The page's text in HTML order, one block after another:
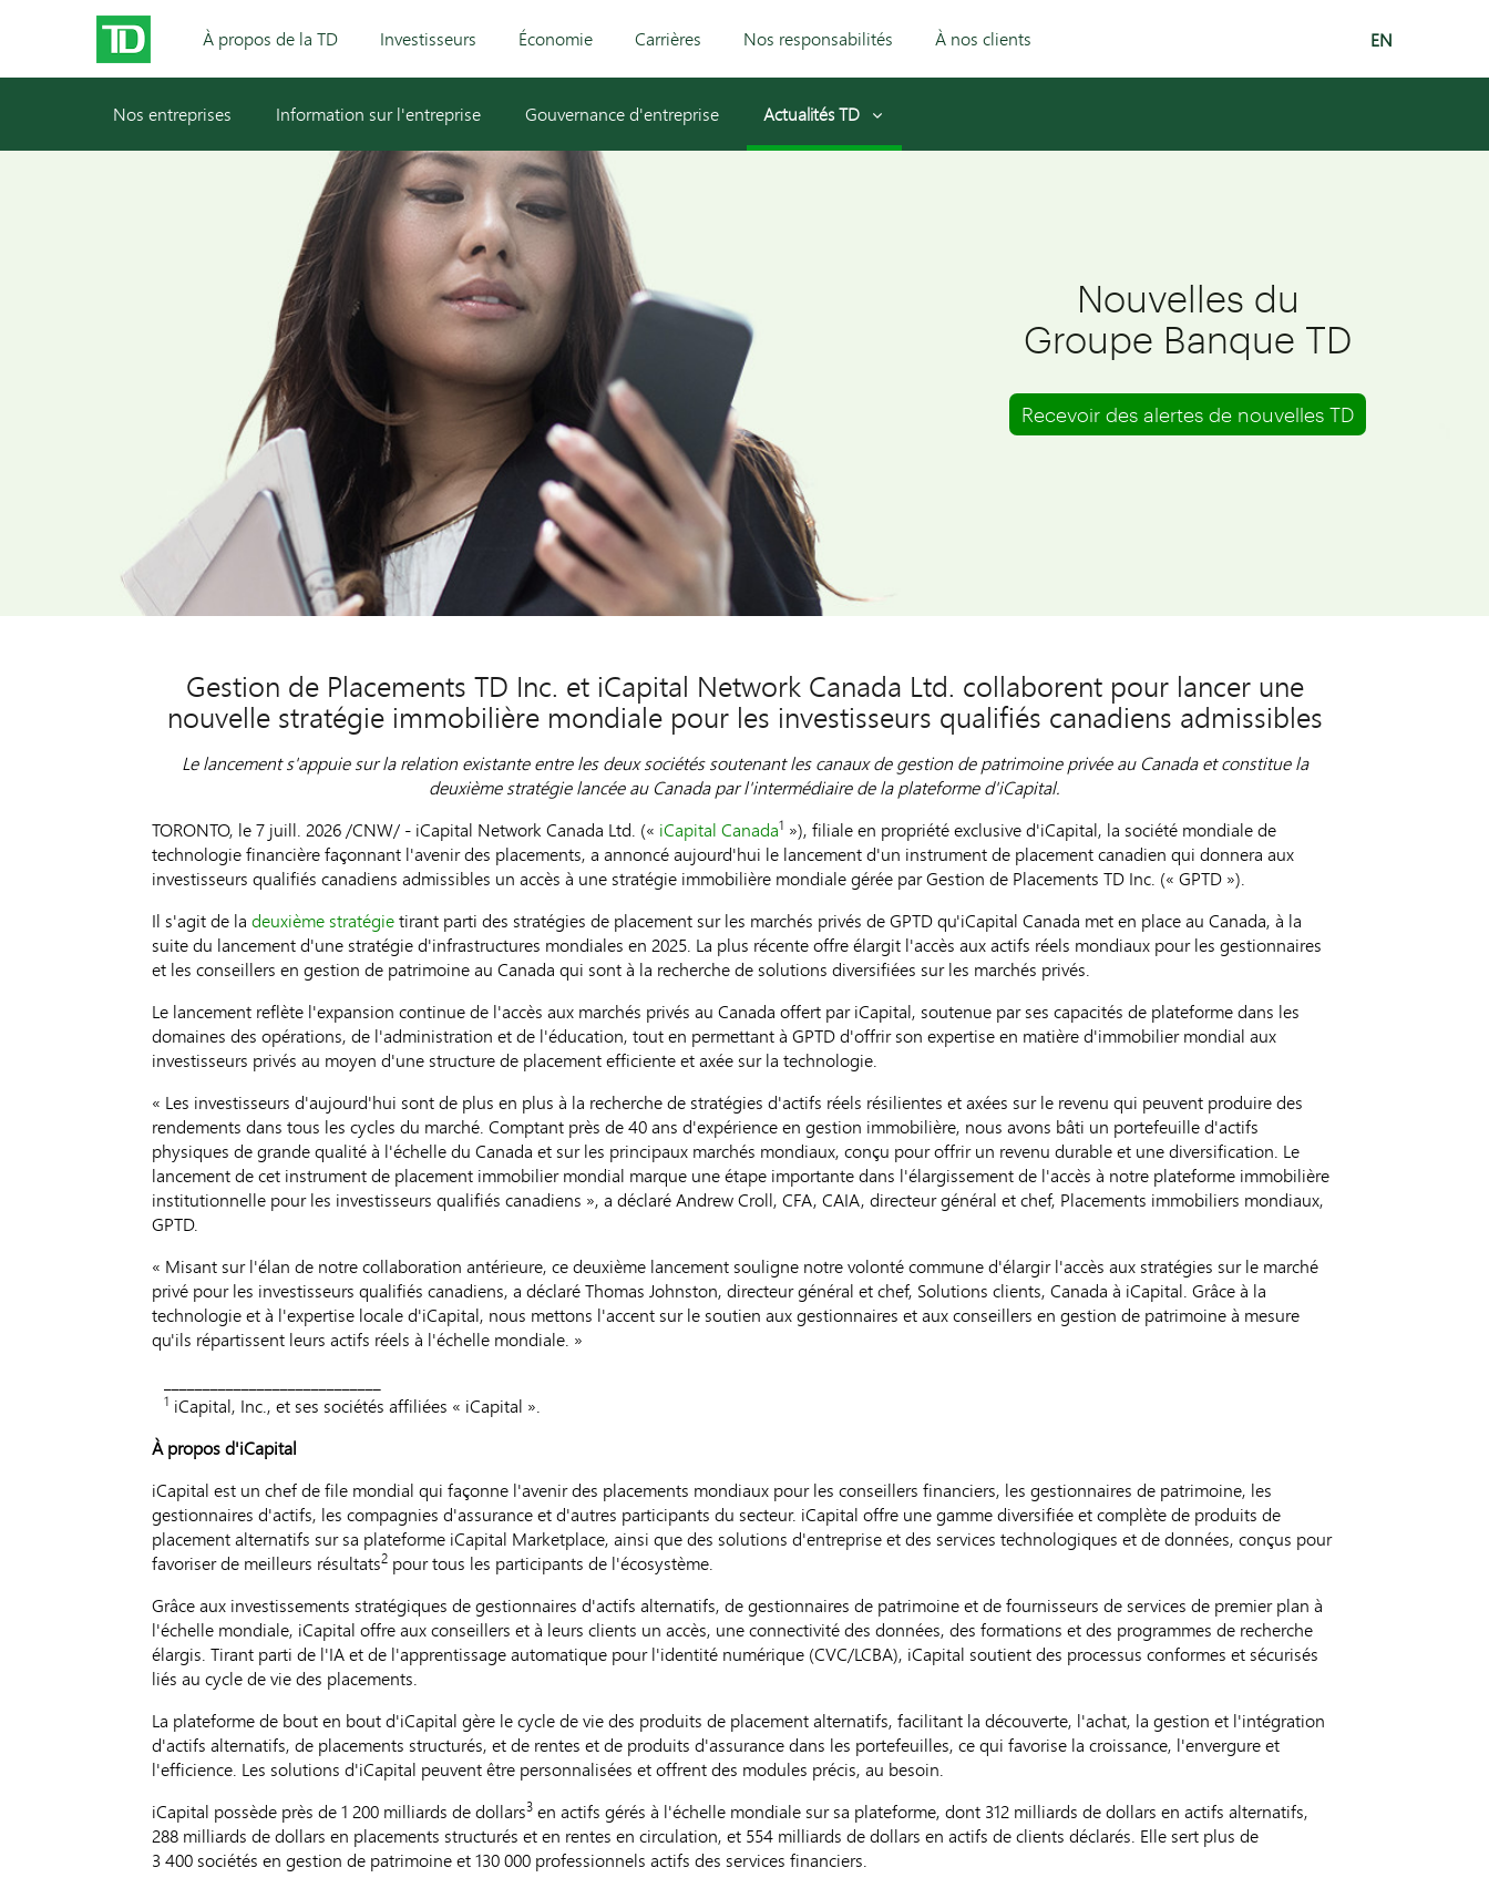
À propos de la TD Investisseurs Économie Carrières Nos responsabilités À nos clients EN
Nos entreprises Information sur l'entreprise Gouvernance d'entreprise Actualités TD
Nouvelles du
Groupe Banque TD
Recevoir des alertes de nouvelles TD
Gestion de Placements TD Inc. et iCapital Network Canada Ltd. collaborent pour lancer une
nouvelle stratégie immobilière mondiale pour les investisseurs qualifiés canadiens admissibles
Le lancement s'appuie sur la relation existante entre les deux sociétés soutenant les canaux de gestion de patrimoine privée au Canada et constitue la
deuxième stratégie lancée au Canada par l'intermédiaire de la plateforme d'iCapital.
TORONTO, le 7 juill. 2026/CNW/ - iCapital Network Canada Ltd. (« iCapital Canada1 »), filiale en propriété exclusive d'iCapital, la société mondiale de
technologie financière façonnant l'avenir des placements, a annoncé aujourd'hui le lancement d'un instrument de placement canadien qui donnera aux
investisseurs qualifiés canadiens admissibles un accès à une stratégie immobilière mondiale gérée par Gestion de Placements TD Inc. (« GPTD »).
Il s'agit de la deuxième stratégietirant parti des stratégies de placement sur les marchés privés de GPTD qu'iCapital Canada met en place au Canada, à la
suite du lancement d'une stratégie d'infrastructures mondiales en 2025. La plus récente offre élargit l'accès aux actifs réels mondiaux pour les gestionnaires
et les conseillers en gestion de patrimoine au Canada qui sont à la recherche de solutions diversifiées sur les marchés privés.
Le lancement reflète l'expansion continue de l'accès aux marchés privés au Canada offert par iCapital, soutenue par ses capacités de plateforme dans les
domaines des opérations, de l'administration et de l'éducation, tout en permettant à GPTD d'offrir son expertise en matière d'immobilier mondial aux
investisseurs privés au moyen d'une structure de placement efficiente et axée sur la technologie.
« Les investisseurs d'aujourd'hui sont de plus en plus à la recherche de stratégies d'actifs réels résilientes et axées sur le revenu qui peuvent produire des
rendements dans tous les cycles du marché. Comptant près de 40 ans d'expérience en gestion immobilière, nous avons bâti un portefeuille d'actifs
physiques de grande qualité à l'échelle du Canada et sur les principaux marchés mondiaux, conçu pour offrir un revenu durable et une diversification. Le
lancement de cet instrument de placement immobilier mondial marque une étape importante dans l'élargissement de l'accès à notre plateforme immobilière
institutionnelle pour les investisseurs qualifiés canadiens », a déclaré Andrew Croll, CFA, CAIA, directeur général et chef, Placements immobiliers mondiaux,
GPTD.
« Misant sur l'élan de notre collaboration antérieure, ce deuxième lancement souligne notre volonté commune d'élargir l'accès aux stratégies sur le marché
privé pour les investisseurs qualifiés canadiens, a déclaré Thomas Johnston, directeur général et chef, Solutions clients, Canada à iCapital. Grâce à la
technologie et à l'expertise locale d'iCapital, nous mettons l'accent sur le soutien aux gestionnaires et aux conseillers en gestion de patrimoine à mesure
qu'ils répartissent leurs actifs réels à l'échelle mondiale. »
1 iCapital, Inc., et ses sociétés affiliées « iCapital ».
À propos d'iCapital
iCapital est un chef de file mondial qui façonne l'avenir des placements mondiaux pour les conseillers financiers, les gestionnaires de patrimoine, les
gestionnaires d'actifs, les compagnies d'assurance et d'autres participants du secteur. iCapital offre une gamme diversifiée et complète de produits de
placement alternatifs sur sa plateforme iCapital Marketplace, ainsi que des solutions d'entreprise et des services technologiques et de données, conçus pour
favoriser de meilleurs résultats2 pour tous les participants de l'écosystème.
Grâce aux investissements stratégiques de gestionnaires d'actifs alternatifs, de gestionnaires de patrimoine et de fournisseurs de services de premier plan à
l'échelle mondiale, iCapital offre aux conseillers et à leurs clients un accès, une connectivité des données, des formations et des programmes de recherche
élargis. Tirant parti de l'IA et de l'apprentissage automatique pour l'identité numérique (CVC/LCBA), iCapital soutient des processus conformes et sécurisés
liés au cycle de vie des placements.
La plateforme de bout en bout d'iCapital gère le cycle de vie des produits de placement alternatifs, facilitant la découverte, l'achat, la gestion et l'intégration
d'actifs alternatifs, de placements structurés, et de rentes et de produits d'assurance dans les portefeuilles, ce qui favorise la croissance, l'envergure et
l'efficience. Les solutions d'iCapital peuvent être personnalisées et offrent des modules précis, au besoin.
iCapital possède près de 1 200 milliards de dollars3 en actifs gérés à l'échelle mondiale sur sa plateforme, dont 312 milliards de dollars en actifs alternatifs,
288 milliards de dollars en placements structurés et en rentes en circulation, et 554 milliards de dollars en actifs de clients déclarés. Elle sert plus de
3 400 sociétés en gestion de patrimoine et 130 000 professionnels actifs des services financiers.